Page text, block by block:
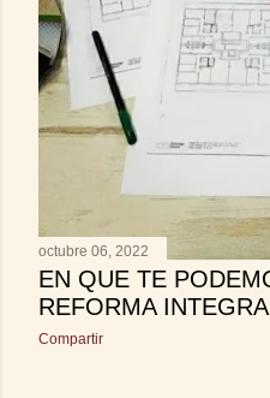
octubre 06, 2022
EN QUE TE
REFORMA
Compartir